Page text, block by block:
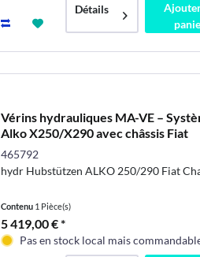
Détails
Vérins hydrauliques MA-VE –
Alko X250/X290 avec châssis Fiat
465792
hydr Hubstützen ALKO 250/290 Fiat
Contenu 1 Pièce(s)
5 419,00 € *
Pas en stock local mais